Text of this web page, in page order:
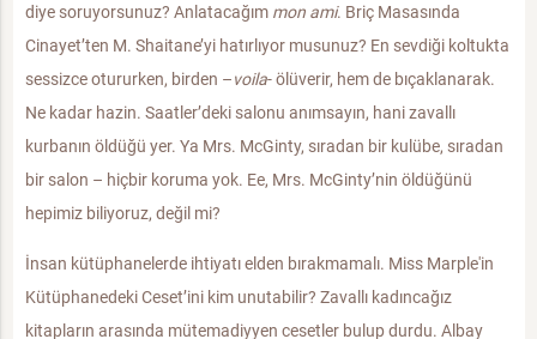
diye soruyorsunuz? Anlatacağım mon ami. Briç Masasında
Cinayet’ten M. Shaitane’yi hatırlıyor musunuz? En sevdiği koltukta
sessizce otururken, birden –voila- ölüverir, hem de bıçaklanarak.
Ne kadar hazin. Saatler’deki salonu anımsayın, hani zavallı
kurbanın öldüğü yer. Ya Mrs. McGinty, sıradan bir kulübe, sıradan
bir salon – hiçbir koruma yok. Ee, Mrs. McGinty’nin öldüğünü
hepimiz biliyoruz, değil mi?
İnsan kütüphanelerde ihtiyatı elden bırakmamalı. Miss Marple'in
Kütüphanedeki Ceset’ini kim unutabilir? Zavallı kadıncağız
kitapların arasında mütemadiyyen cesetler bulup durdu. Albay